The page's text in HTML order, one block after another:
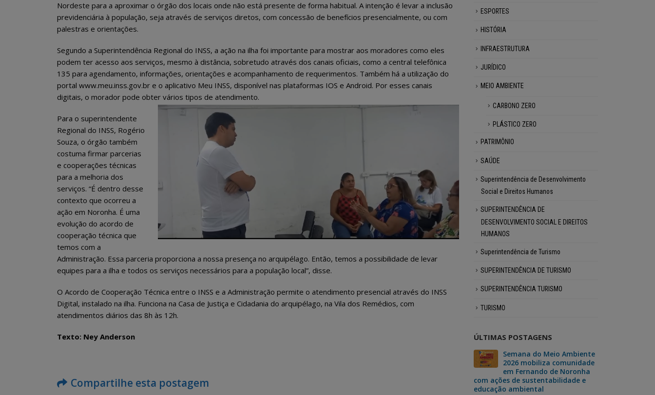
Nordeste para a aproximar o órgão dos locais onde não está presente de forma habitual. A intenção é levar a inclusão
previdenciária à população, seja através de serviços diretos, com concessão de benefícios presencialmente, ou com
palestras e orientações.
Segundo a Superintendência Regional do INSS, a ação na ilha foi importante para mostrar aos moradores como eles
podem ter acesso aos serviços, mesmo à distância, sobretudo através dos canais oficiais, como a central telefônica
135 para agendamento, informações, orientações e acompanhamento de requerimentos. Também há a utilização do
portal www.meu.inss.gov.br e o aplicativo Meu INSS, disponível nas plataformas IOS e Android. Por esses canais
digitais, o morador pode obter vários tipos de atendimento.
Para o superintendente
Regional do INSS, Rogério
Souza, o órgão também
costuma firmar parcerias
e cooperações técnicas
para a melhoria dos
serviços. “É dentro desse
contexto que ocorreu a
ação em Noronha. É uma
evolução do acordo de
cooperação técnica que
temos com a
Administração. Essa parceria proporciona a nossa presença no arquipélago. Então, temos a possibilidade de levar
equipes para a ilha e todos os serviços necessários para a população local”, disse.
O Acordo de Cooperação Técnica entre o INSS e a Administração permite o atendimento presencial através do INSS
Digital, instalado na ilha. Funciona na Casa de Justiça e Cidadania do arquipélago, na Vila dos Remédios, com
atendimentos diários das 8h às 12h.
Texto: Ney Anderson
Compartilhe esta postagem
ESPORTES
HISTÓRIA
INFRAESTRUTURA
JURÍDICO
MEIO AMBIENTE
CARBONO ZERO
PLÁSTICO ZERO
PATRIMÔNIO
SAÚDE
Superintendência de Desenvolvimento
Social e Direitos Humanos
SUPERINTENDÊNCIA DE
DESENVOLVIMENTO SOCIAL E DIREITOS
HUMANOS
Superintendência de Turismo
SUPERINTENDÊNCIA DE TURISMO
SUPERINTENDÊNCIA TURISMO
TURISMO
ÚLTIMAS POSTAGENS
Mão”, um sistema digital moderno
para o recadastramento dos
com ações de sustentabilidade e
educação ambiental
Semana do Meio Ambiente
2026 mobiliza comunidade
em Fernando de Noronha
com ações de sustentabilidade e
educação ambiental